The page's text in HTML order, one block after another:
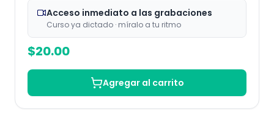
Acceso inmediato a las grabaciones
Curso ya dictado · míralo a tu ritmo
$20.00
Agregar al carrito